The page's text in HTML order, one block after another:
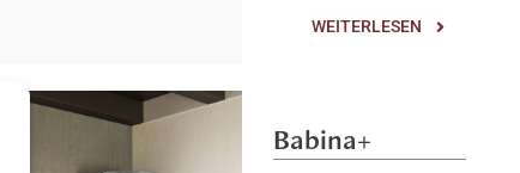
WEITERLESEN
Babina+